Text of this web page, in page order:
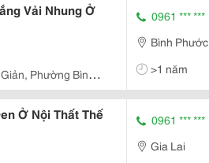
Vải Nhung Ở
Phường Bình
0961 *** ***
Bình Phước
>1 năm
Ở Nội Thất Thế
0961 *** ***
Gia Lai